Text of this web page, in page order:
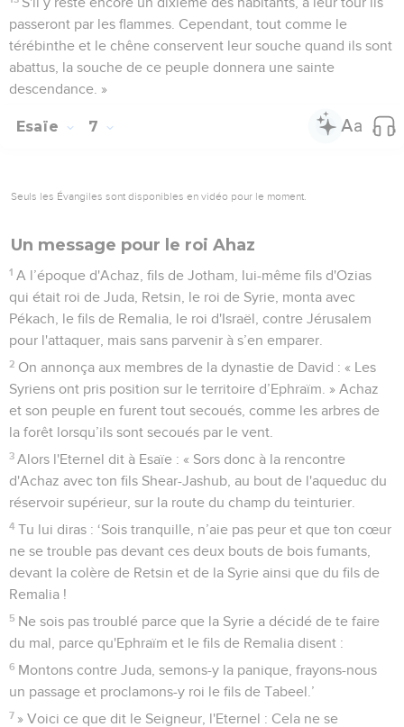
passeront par les flammes. Cependant, tout comme le
térébinthe et le chêne conservent leur souche quand ils sont
abattus, la souche de ce peuple donnera une sainte
descendance. »
Esaïe 7
Seuls les Évangiles sont disponibles en vidéo pour le moment.
Un message pour le roi Ahaz
1 A l’époque d'Achaz, fils de Jotham, lui-même fils d'Ozias
qui était roi de Juda, Retsin, le roi de Syrie, monta avec
Pékach, le fils de Remalia, le roi d'Israël, contre Jérusalem
pour l'attaquer, mais sans parvenir à s’en emparer.
2 On annonça aux membres de la dynastie de David : « Les
Syriens ont pris position sur le territoire d’Ephraïm. » Achaz
et son peuple en furent tout secoués, comme les arbres de
la forêt lorsqu’ils sont secoués par le vent.
3 Alors l'Eternel dit à Esaïe : « Sors donc à la rencontre
d'Achaz avec ton fils Shear-Jashub, au bout de l'aqueduc du
réservoir supérieur, sur la route du champ du teinturier.
4 Tu lui diras : ‘Sois tranquille, n’aie pas peur et que ton cœur
ne se trouble pas devant ces deux bouts de bois fumants,
devant la colère de Retsin et de la Syrie ainsi que du fils de
Remalia !
5 Ne sois pas troublé parce que la Syrie a décidé de te faire
du mal, parce qu'Ephraïm et le fils de Remalia disent :
6 Montons contre Juda, semons-y la panique, frayons-nous
un passage et proclamons-y roi le fils de Tabeel.’
7 » Voici ce que dit le Seigneur, l'Eternel : Cela ne se